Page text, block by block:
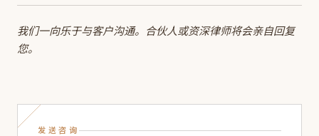
我们一向乐于与客户沟通。合伙人或资深律师将会亲自回复
您。
发送咨询